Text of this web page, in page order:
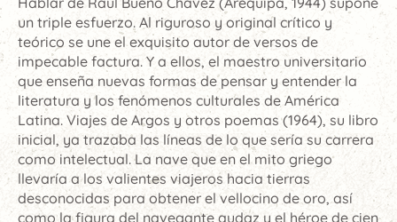
un triple esfuerzo. Al riguroso y original crítico y
teórico se une el exquisito autor de versos de
impecable factura. Y a ellos, el maestro universitario
que enseña nuevas formas de pensar y entender la
literatura y los fenómenos culturales de América
Latina. Viajes de Argos y otros poemas (1964), su libro
inicial, ya trazaba las líneas de lo que sería su carrera
como intelectual. La nave que en el mito griego
llevaría a los valientes viajeros hacia tierras
desconocidas para obtener el vellocino de oro, así
como la figura del navegante audaz y el héroe de cien